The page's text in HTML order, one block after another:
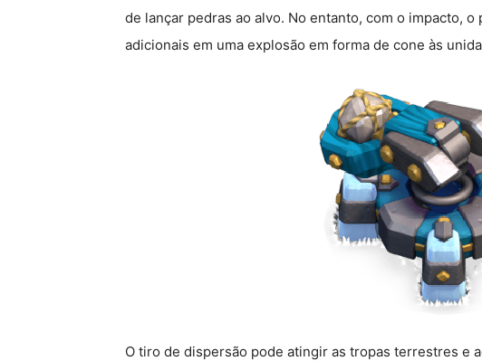
de lançar pedras ao alvo. No entanto, com o impacto,
adicionais em uma explosão em forma de cone às
O tiro de dispersão pode atingir as tropas terrestres e